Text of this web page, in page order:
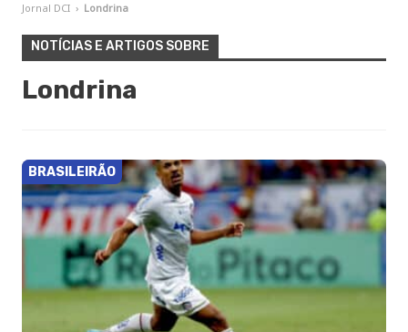
Jornal DCI › Londrina
NOTÍCIAS E ARTIGOS SOBRE
Londrina
BRASILEIRÃO